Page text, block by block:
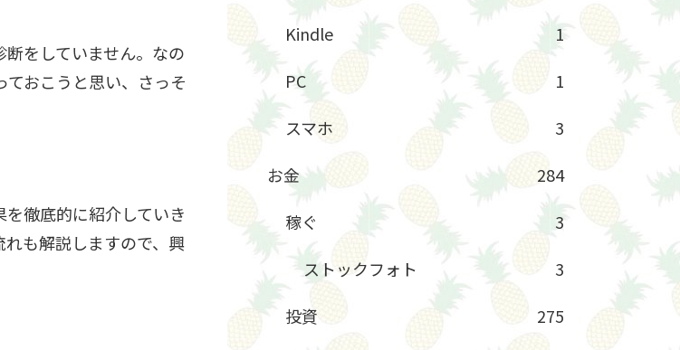
をしていません。なの
おこうと思い、さっそ
徹底的に紹介していき
も解説しますので、興
Kindle
1
PC
1
スマホ
3
お金
284
稼ぐ
3
ストックフォト
3
投資
275